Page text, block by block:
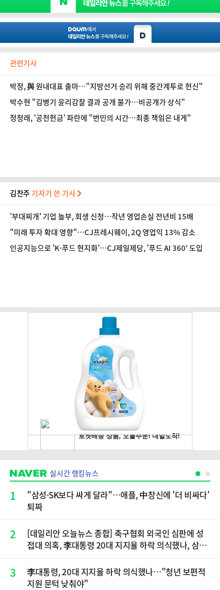
관련기사
박정, 與 원내대표 출마…"지방선거 승리 위해 중간계투로 헌신"
박수현 "김병기 윤리감찰 결과 공개 불가…비공개가 상식"
정청래, '공천헌금' 파란에 "번민의 시간…최종 책임은 내게"
김찬주 기자가 쓴 기사
'부대찌개' 기업 놀부, 회생 신청…작년 영업손실 전년비 15배
"미래 투자 확대 영향"…CJ프레시웨이, 2Q 영업익 13% 감소
인공지능으로 'K-푸드 현지화'…CJ제일제당, '푸드 AI 360' 도입
실시간 랭킹뉴스
1
"삼성·SK보다 싸게 달라"…애플, 中창신에 '더 비싸다'
퇴짜
2
[데일리안 오늘뉴스 종합] 축구협회 외국인 심판에 성
접대 의혹, 李대통령 20대 지지율 하락 의식했나, 삼전
재점화, 김민석 "과반 승리 가능성 99%" 등
3
李대통령, 20대 지지율 하락 의식했나…"청년 보편적
지원 문턱 낮춰야"